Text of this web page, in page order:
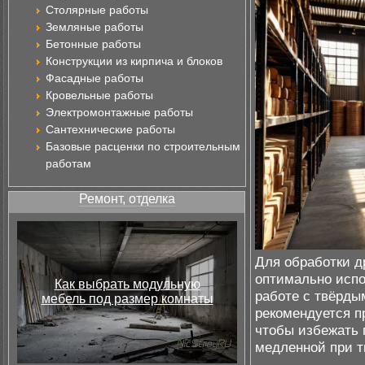
Столярные работы
Земляные работы
Бетонные работы
Конструкции из кирпича и блоков
Фасадные работы
Кровельные работы
Электромонтажные работы
Сантехнические работы
Базовые расценки по строительным
работам
Ремонт, отделка
Как выбрать модульную
мебель под размер комнаты
Для обработки
оптимально
работе с
рекомендуется
чтобы избежать
медленной при